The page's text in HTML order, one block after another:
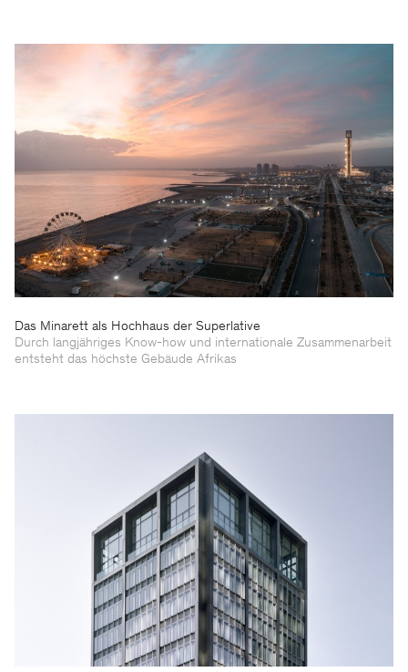
Das Minarett als Hochhaus der Superlative
Durch langjähriges Know-how und internationale Zusammenarbeit
entsteht das höchste Gebäude Afrikas